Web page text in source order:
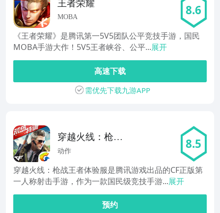
王者荣耀
MOBA 8.6
《王者荣耀》是腾讯第一5V5团队公平竞技手游，国民
MOBA手游大作！5V5王者峡谷、公平...展开
高速下载
需优先下载九游APP
穿越火线：枪战
王者体验服
动作 8.5
穿越火线：枪战王者体验服是腾讯游戏出品的CF正版第
一人称射击手游，作为一款国民级竞技手游...展开
预约